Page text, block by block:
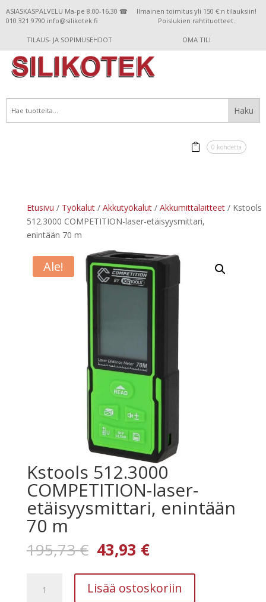
ASIASKASPALVELU Ma-pe 8.00-16.30 ☎
010 321 9790 info@silikotek.fi
Ilmainen toimitus yli 150 €:n tilauksiin!
Poislukien rahtituotteet.
TILAUS- JA SOPIMUSEHDOT OMA TILI
0 kohdetta
Etusivu / Työkalut/ Akkutyökalut/ Akkumittalaitteet/ Kstools
512.3000 COMPETITION-laser-etäisyysmittari,
enintään 70 m
Ale!
Kstools 512.3000
COMPETITION-laser-
etäisyysmittari, enintään
70 m
195,73€ Alkuperäinen
hinta
oli:
195,73 €.
43,93 €Nykyinen
hinta
on:
43,93 €.
512.3000
Lisää ostoskoriin